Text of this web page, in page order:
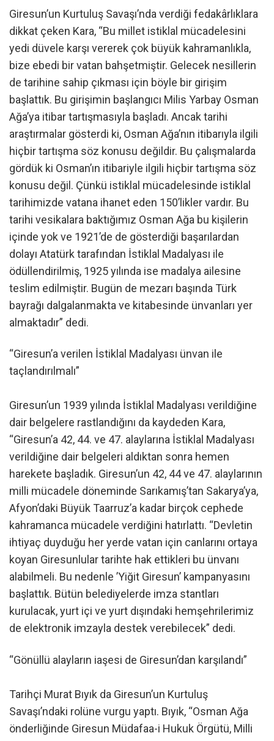
Giresun’un Kurtuluş Savaşı’nda verdiği fedakârlıklara
dikkat çeken Kara, “Bu millet istiklal mücadelesini
yedi düvele karşı vererek çok büyük kahramanlıkla,
bize ebedi bir vatan bahşetmiştir. Gelecek nesillerin
de tarihine sahip çıkması için böyle bir girişim
başlattık. Bu girişimin başlangıcı Milis Yarbay Osman
Ağa’ya itibar tartışmasıyla başladı. Ancak tarihi
araştırmalar gösterdi ki, Osman Ağa’nın itibarıyla ilgili
hiçbir tartışma söz konusu değildir. Bu çalışmalarda
gördük ki Osman’ın itibariyle ilgili hiçbir tartışma söz
konusu değil. Çünkü istiklal mücadelesinde istiklal
tarihimizde vatana ihanet eden 150’likler vardır. Bu
tarihi vesikalara baktığımız Osman Ağa bu kişilerin
içinde yok ve 1921’de de gösterdiği başarılardan
dolayı Atatürk tarafından İstiklal Madalyası ile
ödüllendirilmiş, 1925 yılında ise madalya ailesine
teslim edilmiştir. Bugün de mezarı başında Türk
bayrağı dalgalanmakta ve kitabesinde ünvanları yer
almaktadır” dedi.
“Giresun’a verilen İstiklal Madalyası ünvan ile
taçlandırılmalı”
Giresun’un 1939 yılında İstiklal Madalyası verildiğine
dair belgelere rastlandığını da kaydeden Kara,
“Giresun’a 42, 44. ve 47. alaylarına İstiklal Madalyası
verildiğine dair belgeleri aldıktan sonra hemen
harekete başladık. Giresun’un 42, 44 ve 47. alaylarının
milli mücadele döneminde Sarıkamış’tan Sakarya’ya,
Afyon’daki Büyük Taarruz’a kadar birçok cephede
kahramanca mücadele verdiğini hatırlattı. “Devletin
ihtiyaç duyduğu her yerde vatan için canlarını ortaya
koyan Giresunlular tarihte hak ettikleri bu ünvanı
alabilmeli. Bu nedenle ’Yiğit Giresun’ kampanyasını
başlattık. Bütün belediyelerde imza stantları
kurulacak, yurt içi ve yurt dışındaki hemşehrilerimiz
de elektronik imzayla destek verebilecek” dedi.
“Gönüllü alayların iaşesi de Giresun’dan karşılandı”
Tarihçi Murat Bıyık da Giresun’un Kurtuluş
Savaşı’ndaki rolüne vurgu yaptı. Bıyık, “Osman Ağa
önderliğinde Giresun Müdafaa-i Hukuk Örgütü, Milli